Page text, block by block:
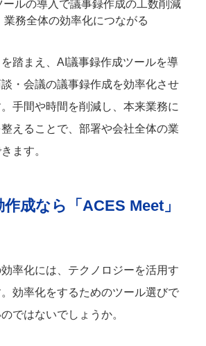
ルの導入で議事録作成の工数削減
業務全体の効率化につながる
踏まえ、AI議事録作成ツールを導
・会議の議事録作成を効率化させ
手間や時間を削減し、本来業務に
えることで、部署や会社全体の業
ます。
成なら「ACES Meet」
率化には、テクノロジーを活用す
効率化をするためのツール選びで
ではないでしょうか。